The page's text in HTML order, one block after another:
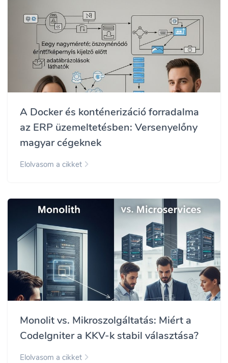
A Docker és konténerizáció forradalma
az ERP üzemeltetésben: Versenyelőny
magyar cégeknek
Elolvasom a cikket
Monolit vs. Mikroszolgáltatás: Miért a
CodeIgniter a KKV-k stabil választása?
Elolvasom a cikket